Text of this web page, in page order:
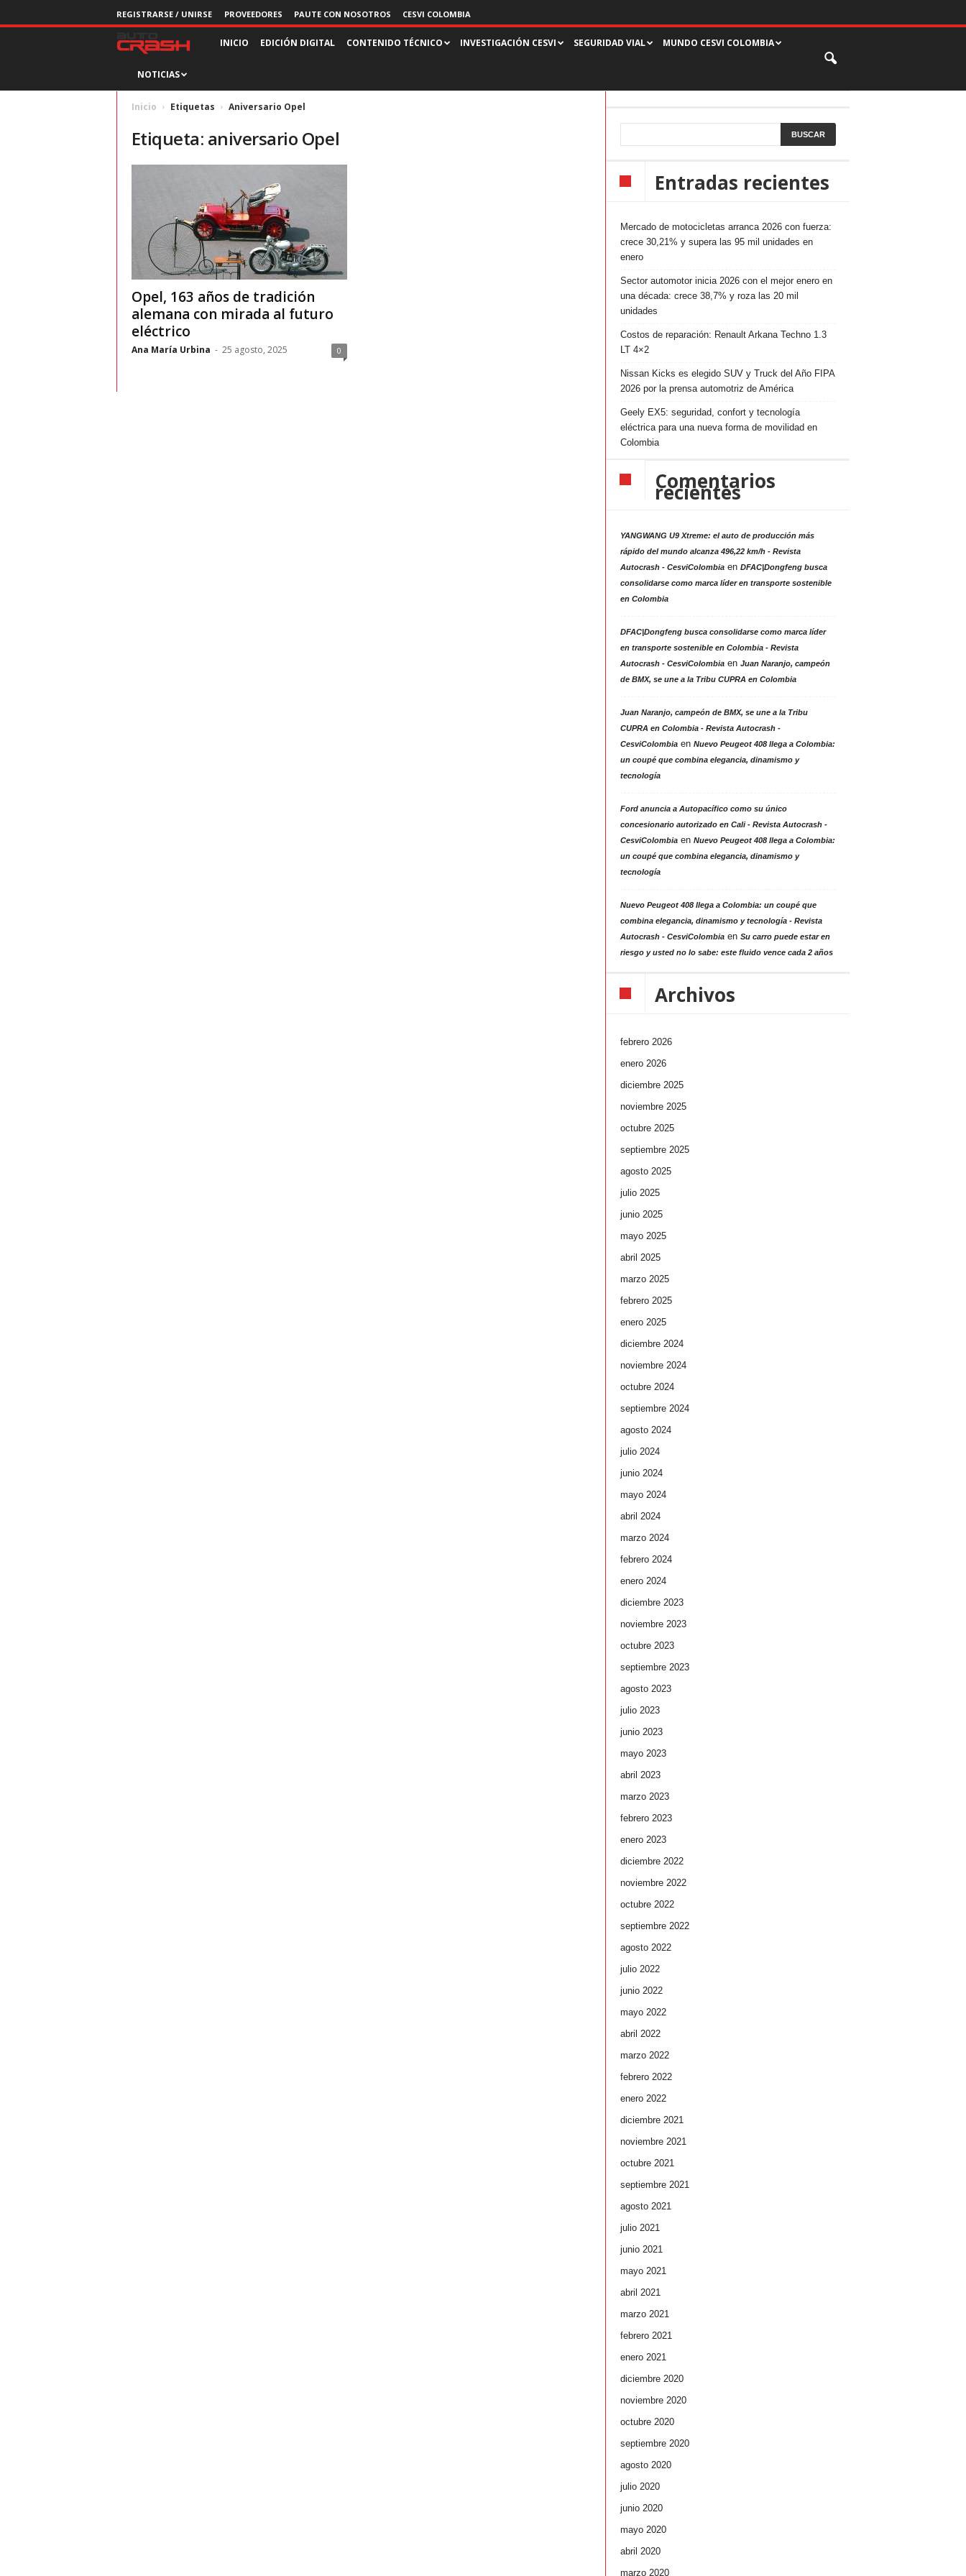
REGISTRARSE / UNIRSE PROVEEDORES PAUTE CON NOSOTROS CESVI COLOMBIA
v
i
t
a
A
u
INICIO EDICIÓN DIGITAL CONTENIDO TÉCNICO INVESTIGACIÓN CESVI SEGURIDAD VIAL MUNDO CESVI COLOMBIA
NOTICIAS
Inicio Etiquetas Aniversario Opel
Etiqueta: aniversario Opel
Opel, 163 años de tradición
alemana con mirada al futuro
eléctrico
Ana María Urbina - 25 agosto, 2025 0
Entradas recientes
Mercado de motocicletas arranca 2026 con fuerza:
crece 30,21% y supera las 95 mil unidades en
enero
Sector automotor inicia 2026 con el mejor enero en
una década: crece 38,7% y roza las 20 mil
unidades
Costos de reparación: Renault Arkana Techno 1.3
LT 4×2
Nissan Kicks es elegido SUV y Truck del Año FIPA
2026 por la prensa automotriz de América
Geely EX5: seguridad, confort y tecnología
eléctrica para una nueva forma de movilidad en
Colombia
Comentarios
recientes
YANGWANG U9 Xtreme: el auto de producción más
rápido del mundo alcanza 496,22 km/h - Revista
Autocrash - CesviColombiaen DFAC|Dongfeng busca
consolidarse como marca líder en transporte sostenible
en Colombia
DFAC|Dongfeng busca consolidarse como marca líder
en transporte sostenible en Colombia - Revista
Autocrash - CesviColombiaen Juan Naranjo, campeón
de BMX, se une a la Tribu CUPRA en Colombia
Juan Naranjo, campeón de BMX, se une a la Tribu
CUPRA en Colombia - Revista Autocrash -
CesviColombiaen Nuevo Peugeot 408 llega a Colombia:
un coupé que combina elegancia, dinamismo y
tecnología
Ford anuncia a Autopacífico como su único
concesionario autorizado en Cali - Revista Autocrash -
CesviColombiaen Nuevo Peugeot 408 llega a Colombia:
un coupé que combina elegancia, dinamismo y
tecnología
Nuevo Peugeot 408 llega a Colombia: un coupé que
combina elegancia, dinamismo y tecnología - Revista
Autocrash - CesviColombiaen Su carro puede estar en
riesgo y usted no lo sabe: este fluido vence cada 2 años
Archivos
febrero 2026
enero 2026
diciembre 2025
noviembre 2025
octubre 2025
septiembre 2025
agosto 2025
julio 2025
junio 2025
mayo 2025
abril 2025
marzo 2025
febrero 2025
enero 2025
diciembre 2024
noviembre 2024
octubre 2024
septiembre 2024
agosto 2024
julio 2024
junio 2024
mayo 2024
abril 2024
marzo 2024
febrero 2024
enero 2024
diciembre 2023
noviembre 2023
octubre 2023
septiembre 2023
agosto 2023
julio 2023
junio 2023
mayo 2023
abril 2023
marzo 2023
febrero 2023
enero 2023
diciembre 2022
noviembre 2022
octubre 2022
septiembre 2022
agosto 2022
julio 2022
junio 2022
mayo 2022
abril 2022
marzo 2022
febrero 2022
enero 2022
diciembre 2021
noviembre 2021
octubre 2021
septiembre 2021
agosto 2021
julio 2021
junio 2021
mayo 2021
abril 2021
marzo 2021
febrero 2021
enero 2021
diciembre 2020
noviembre 2020
octubre 2020
septiembre 2020
agosto 2020
julio 2020
junio 2020
mayo 2020
abril 2020
marzo 2020